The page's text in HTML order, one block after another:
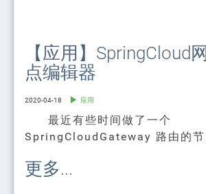
【应用】SpringCloud
点编辑器
2020-04-18 应用
最近有些时间做了一个
SpringCloudGateway 路由的节
更多...